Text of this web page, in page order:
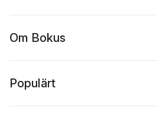
Om Bokus
Populärt